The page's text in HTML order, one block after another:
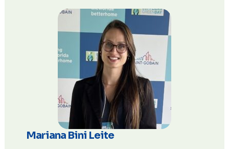
Mariana Bini Leite